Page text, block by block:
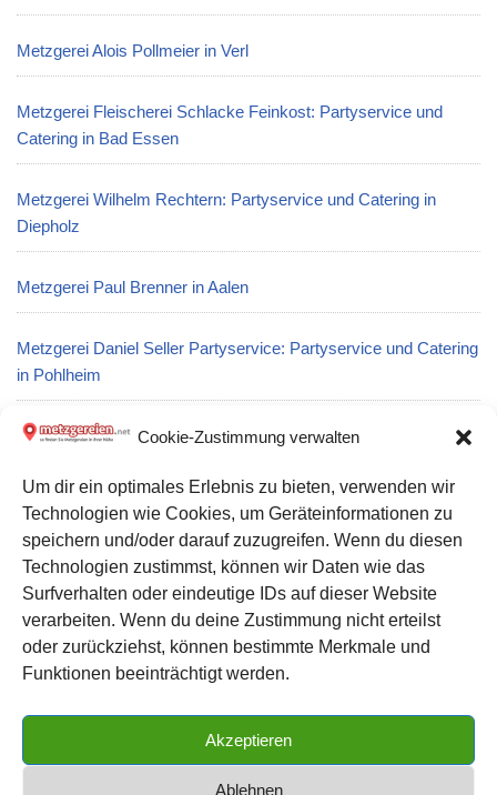
Cookie-Zustimmung verwalten
Um dir ein optimales Erlebnis zu bieten, verwenden wir
Technologien wie Cookies, um Geräteinformationen zu
speichern und/oder darauf zuzugreifen. Wenn du diesen
Technologien zustimmst, können wir Daten wie das
Surfverhalten oder eindeutige IDs auf dieser Website
verarbeiten. Wenn du deine Zustimmung nicht erteilst
oder zurückziehst, können bestimmte Merkmale und
Funktionen beeinträchtigt werden.
Akzeptieren
Ablehnen
Metzgerei Alois Pollmeier in Verl
Metzgerei Fleischerei Schlacke Feinkost: Partyservice und
Catering in Bad Essen
Metzgerei Wilhelm Rechtern: Partyservice und Catering in
Diepholz
Metzgerei Paul Brenner in Aalen
Metzgerei Daniel Seller Partyservice: Partyservice und Catering
in Pohlheim
Metzgerei Fleischerei Thörnich: Partyservice und Catering in
Metzgerei Firma Hädicke Spezialitäten: Partyservice und
Catering in Petersberg
Kontakt zu uns